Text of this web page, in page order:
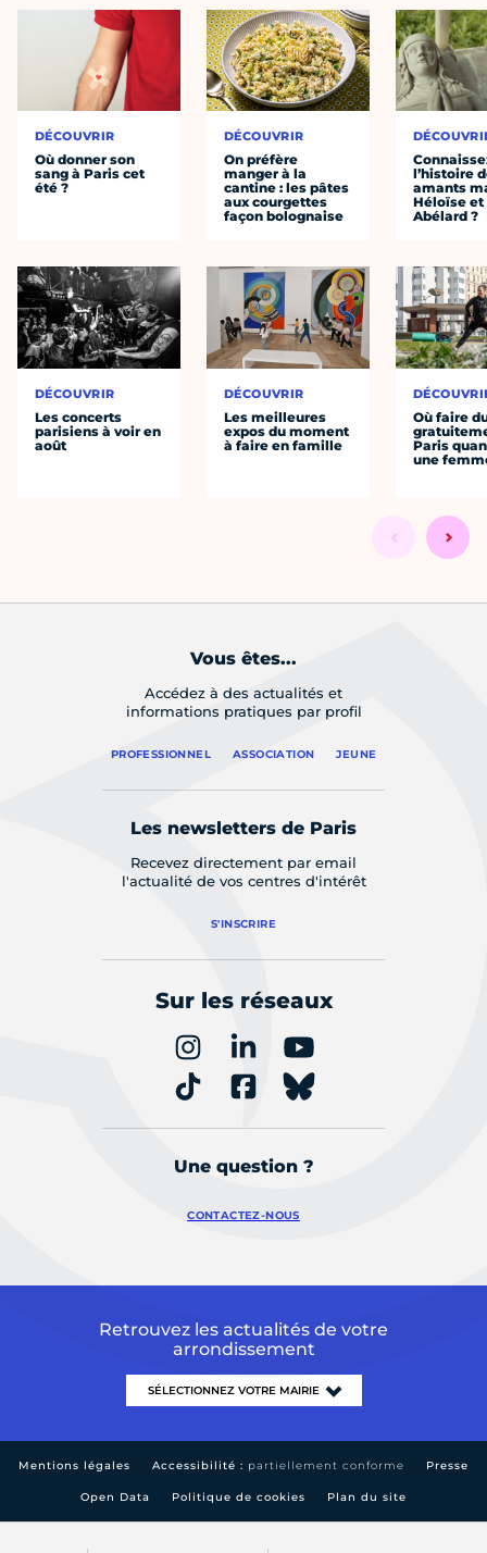
DÉCOUVRIR
Où donner son
sang à Paris cet
été ?
DÉCOUVRIR
Les concerts
parisiens à voir en
août
DÉCOUVRIR
On préfère
manger à la
cantine : les pâtes
aux courgettes
façon bolognaise
DÉCOUVRIR
Les meilleures
expos du moment
à faire en famille
l’histoire
amants
Héloïse et
Abélard ?
Où faire
Paris
une
Vous êtes...
Accédez à des actualités et
informations pratiques par profil
PROFESSIONNEL ASSOCIATION JEUNE
Les newsletters de Paris
Recevez directement par email
l'actualité de vos centres d'intérêt
S'INSCRIRE
Sur les réseaux
Une question ?
CONTACTEZ-NOUS
Retrouvez les actualités de votre
arrondissement
Mentions légales Accessibilité : partiellement conforme Presse
Open Data Politique de cookies Plan du site